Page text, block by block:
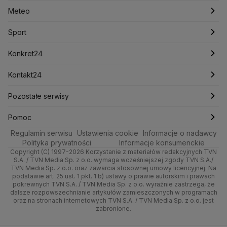
Lotnisko Chopina
Mariusz Błaszczak
Mark Zuckerberg
Ministerstwo Aktywów Państwowych
Ministerstwo Infrastruktury
Ministerstwo Rolnictwa
Ministerstwo Rozwoju i Technologii
Ministerstwo Sportu i Turystyki
Ministerstwo Cyfryzacji
Ministerstwo Edukacji Narodowej
Ministerstwo Finansów
Ministerstwo Klimatu i Środowiska
Ministerstwo Nauki i Szkolnictwa Wyższego
Meteo
Sport
Zdrowie
Technologia
Quizy
Tematy
Artykuły
Newslettery
Fakty o Świecie
Ludzie Faktów
Łódź
Katowice
Kraków
Poznań
Trójmiasto
Kielce
Kujawsko-pomorskie
Lublin
Lubuskie
Najnowsze
Notowania
Pieniądze
Nieruchomości
Rynki
Dla firm
Handel
Ze świata
Tech
Moto
Meteo
Pogoda godzinowa
Pogoda długoterminowa
Pogoda na jutro
Pogoda na weekend
Najnowsze
Polska
Prognoza
Świat
Nauka
Sport
Piłka Nożna
Tenis
Kolarstwo
Skoki Narciarskie
Sporty zimowe
Lekkoatletyka
Siatkówka
F1
Konkret24
Najnowsze
Polska
Świat
Polityka
Zdrowie
Tech
Nauka
Kontakt24
Najnowsze
Gorące Tematy
Wyślij zgłoszenie
Pozostałe serwisy
TVN
Dzień Dobry TVN
Uwaga TVN
HGTV
TVN Turbo
Pomoc
Centrum pomocy
Test zgodności
Oglądaj na TV
Zrealizuj voucher
Regulamin serwisu Ustawienia cookie
Informacje o nadawcy
Polityka prywatności
Informacje konsumenckie
Copyright (C) 1997-2026 Korzystanie z materiałów redakcyjnych TVN
S.A. / TVN Media Sp. z o.o. wymaga wcześniejszej zgody TVN S.A./
TVN Media Sp. z o.o. oraz zawarcia stosownej umowy licencyjnej. Na
podstawie art. 25 ust. 1 pkt. 1 b) ustawy o prawie autorskim i prawach
pokrewnych TVN S.A. / TVN Media Sp. z o.o. wyraźnie zastrzega, że
dalsze rozpowszechnianie artykułów zamieszczonych w programach
oraz na stronach internetowych TVN S.A. / TVN Media Sp. z o.o. jest
zabronione.